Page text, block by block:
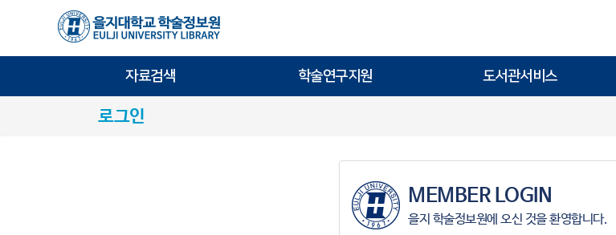
자료검색 학술연구지원 도서관서비스
로그인
MEMBER LOGIN
을지 학술정보원에 오신 것을 환영합니다.